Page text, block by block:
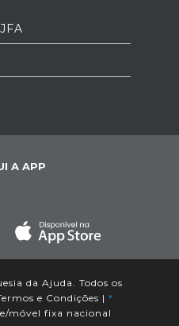
A APP
da Ajuda. Todos os
e Condições | *
móvel fixa nacional